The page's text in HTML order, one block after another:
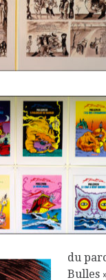
du
Bulles